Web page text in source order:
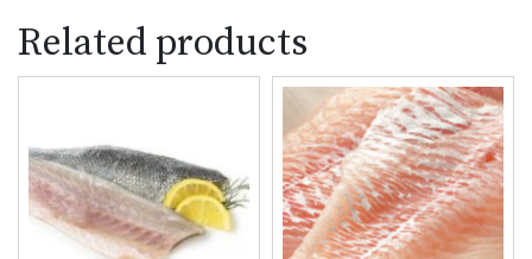
Related products